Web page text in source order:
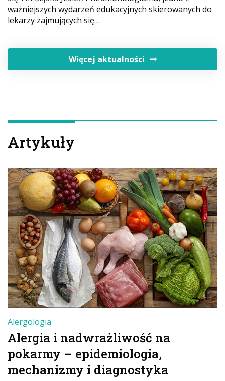
ważniejszych wydarzeń edukacyjnych skierowanych do
lekarzy zajmujących się…
Więcej aktualności
Artykuły
Alergologia
Alergia i nadwrażliwość na
pokarmy – epidemiologia,
mechanizmy i diagnostyka